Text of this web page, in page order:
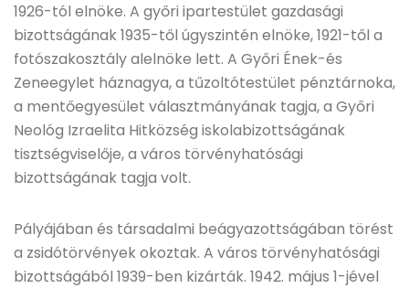
1926-tól elnöke. A győri ipartestület gazdasági
bizottságának 1935-től úgyszintén elnöke, 1921-től a
fotószakosztály alelnöke lett. A Győri Ének-és
Zeneegylet háznagya, a tűzoltótestület pénztárnoka,
a mentőegyesület választmányának tagja, a Győri
Neológ Izraelita Hitközség iskolabizottságának
tisztségviselője, a város törvényhatósági
bizottságának tagja volt.
Pályájában és társadalmi beágyazottságában törést
a zsidótörvények okoztak. A város törvényhatósági
bizottságából 1939-ben kizárták. 1942. május 1-jével